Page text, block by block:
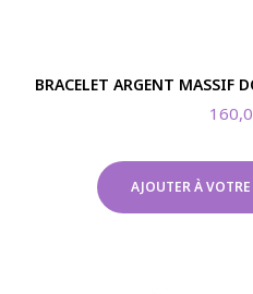
BRACELET ARGENT MASSIF
AJOUTER À